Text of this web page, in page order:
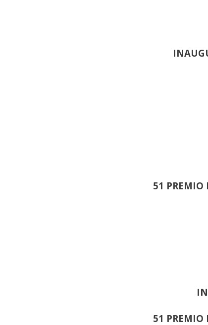
51 PREMIO
51 PREMIO